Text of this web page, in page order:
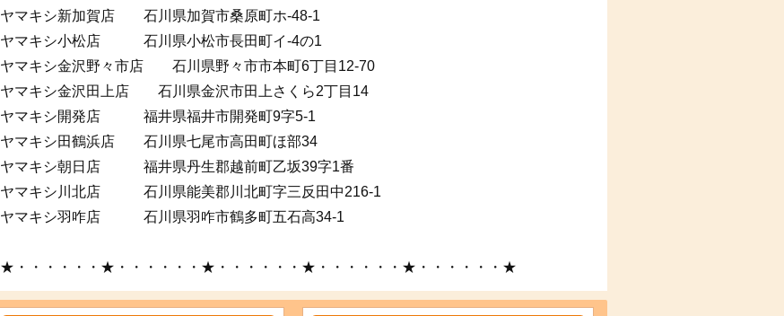
ヤマキシ新加賀店 石川県加賀市桑原町ホ-48-1
ヤマキシ小松店 石川県小松市長田町イ-4の1
ヤマキシ金沢野々市店 石川県野々市市本町6丁目12-70
ヤマキシ金沢田上店 石川県金沢市田上さくら2丁目14
ヤマキシ開発店 福井県福井市開発町9字5-1
ヤマキシ田鶴浜店 石川県七尾市高田町ほ部34
ヤマキシ朝日店 福井県丹生郡越前町乙坂39字1番
ヤマキシ川北店 石川県能美郡川北町字三反田中216-1
ヤマキシ羽咋店 石川県羽咋市鶴多町五石高34-1
★・・・・・・★・・・・・・★・・・・・・★・・・・・・★・・・・・・★